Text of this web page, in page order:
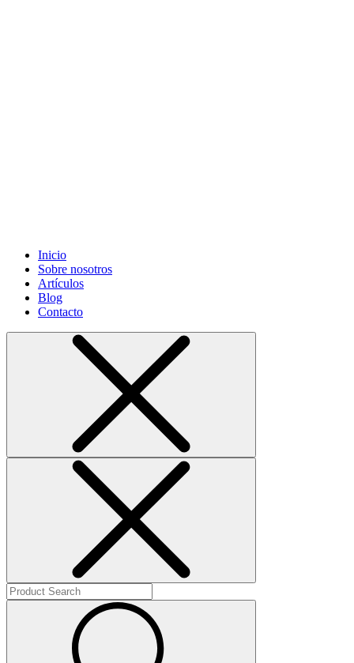
Inicio
Sobre nosotros
Artículos
Blog
Contacto